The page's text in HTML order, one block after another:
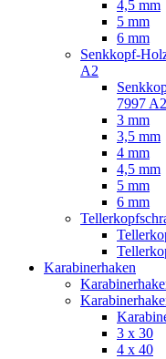
4,5 mm
5 mm
6 mm
Senkkopf-
A2
7997
3 mm
3,5 mm
4 mm
4,5 mm
5 mm
6 mm
Karabinerhaken
3 x 30
4 x 40